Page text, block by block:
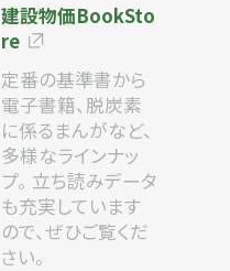
建設物価BookSto
re
定番の基準書から
電子書籍、脱炭素
に係るまんがなど、
多様なラインナッ
プ。 立ち読みデータ
も充実しています
ので、ぜひご覧くだ
さい。